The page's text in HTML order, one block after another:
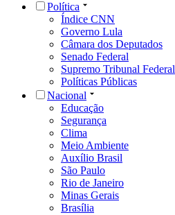
Política
Índice CNN
Governo Lula
Câmara dos Deputados
Senado Federal
Supremo Tribunal Federal
Políticas Públicas
Nacional
Educação
Segurança
Clima
Meio Ambiente
Auxílio Brasil
São Paulo
Rio de Janeiro
Minas Gerais
Brasília